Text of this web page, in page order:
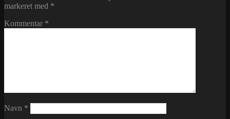
markeret med *
Kommentar *
Navn *